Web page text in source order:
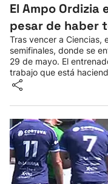
El Ampo Ordizia
pesar de haber
Tras vencer a Ciencias,
semifinales, donde se
29 de mayo. El
trabajo que está